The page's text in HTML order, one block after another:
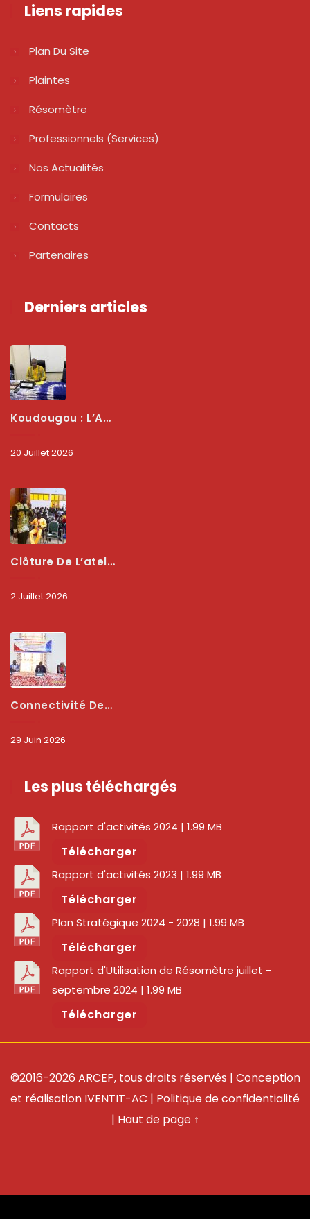
Liens rapides
Plan Du Site
Plaintes
Résomètre
Professionnels (services)
Nos Actualités
Formulaires
Contacts
Partenaires
Derniers articles
Koudougou : L’ARCEP Renforce Le Dialogue Avec Les Associations De Consommateurs Pour Mieux Protéger Les Usagers
20 Juillet 2026
Clôture De L’atelier National : L’ARCEP Et Les Collectivités Territoriales Consolident Leur Partenariat Pour Booster La Qualité Des Services Numériques
2 Juillet 2026
Connectivité Des Territoires : L’ARCEP Et Les Collectivités Territoriales Scellent Un Pacte Stratégique À Bobo-Dioulasso Pour Booster La Qualité Des Réseaux
29 Juin 2026
Les plus téléchargés
Rapport d'activités 2024 | 1.99 MB
Télécharger
Rapport d'activités 2023 | 1.99 MB
Télécharger
Plan Stratégique 2024 - 2028 | 1.99 MB
Télécharger
Rapport d'Utilisation de Résomètre juillet -
septembre 2024 | 1.99 MB
Télécharger
©2016-2026 ARCEP, tous droits réservés | Conception
et réalisation IVENTIT-AC | Politique de confidentialité
| Haut de page ↑